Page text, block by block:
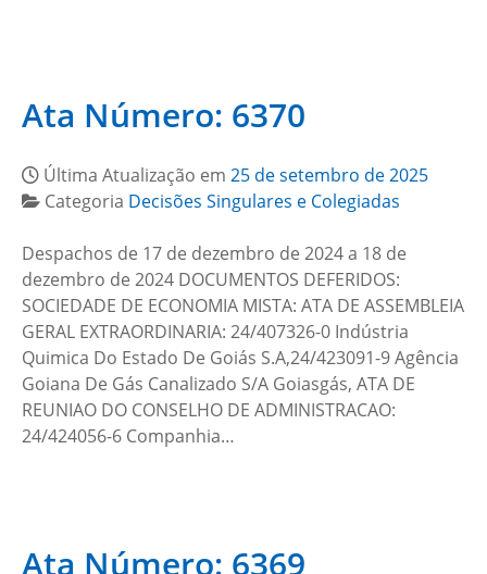
Ata Número: 6370
Última Atualização em 25 de setembro de 2025
Categoria Decisões Singulares e Colegiadas
Despachos de 17 de dezembro de 2024 a 18 de
dezembro de 2024 DOCUMENTOS DEFERIDOS:
SOCIEDADE DE ECONOMIA MISTA: ATA DE ASSEMBLEIA
GERAL EXTRAORDINARIA: 24/407326-0 Indústria
Quimica Do Estado De Goiás S.A,24/423091-9 Agência
Goiana De Gás Canalizado S/A Goiasgás, ATA DE
REUNIAO DO CONSELHO DE ADMINISTRACAO:
24/424056-6 Companhia…
Ata Número: 6369